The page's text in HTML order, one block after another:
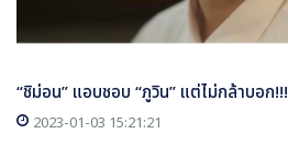
“ชิม่อน” แอบชอบ “ภูวิน” แต่ไม่กล้าบอก!!!
2023-01-03 15:21:21